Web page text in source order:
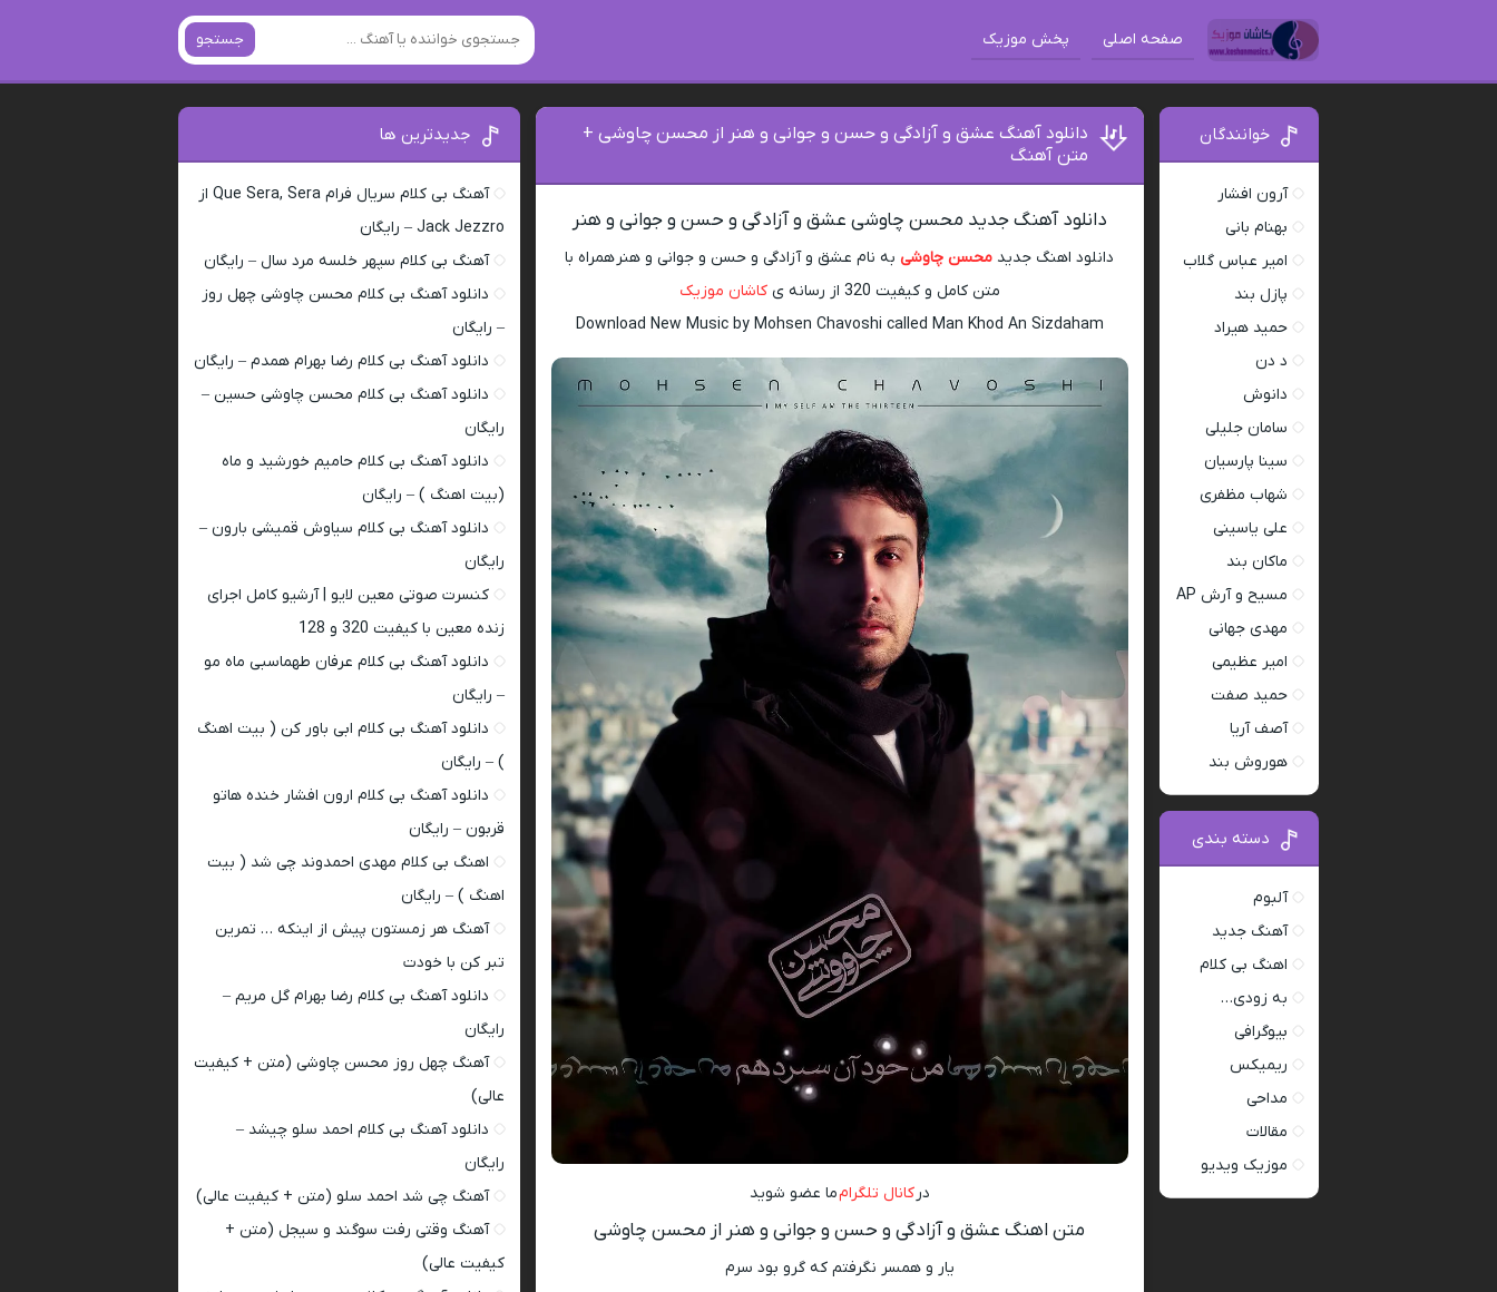
صفحه اصلی پخش موزیک جستجو
دانلود آهنگ عشق و آزادگی و حسن و جوانی و هنر از محسن چاوشی +
متن آهنگ
دانلود آهنگ جدید محسن چاوشی عشق و آزادگی و حسن و جوانی و هنر
دانلود اهنگ جدید محسن چاوشی به نام عشق و آزادگی و حسن و جوانی و هنر همراه با
متن کامل و کیفیت 320 از رسانه ی
کاشان موزیک
Download New Music by Mohsen Chavoshi called Man Khod An Sizdaham
درکانال تلگرامما عضو شوید
متن اهنگ عشق و آزادگی و حسن و جوانی و هنر از محسن چاوشی
یار و همسر نگرفتم که گرو بود سرم
خوانندگان
آرون افشار
بهنام بانی
امیر عباس گلاب
پازل بند
حمید هیراد
د دن
دانوش
سامان جلیلی
سینا پارسیان
شهاب مظفری
علی یاسینی
ماکان بند
مسیح و آرش AP
مهدی جهانی
امیر عظیمی
حمید صفت
آصف آریا
هوروش بند
دسته بندی
آلبوم
آهنگ جدید
اهنگ بی کلام
به زودی…
بیوگرافی
ریمیکس
مداحی
مقالات
موزیک ویدیو
جدیدترین ها
آهنگ بی کلام سریال فرام Que Sera, Sera از
Jack Jezzro – رایگان
آهنگ بی کلام سپهر خلسه مرد سال – رایگان
دانلود آهنگ بی کلام محسن چاوشی چهل روز
– رایگان
دانلود آهنگ بی کلام رضا بهرام همدم – رایگان
دانلود آهنگ بی کلام محسن چاوشی حسین –
رایگان
دانلود آهنگ بی کلام حامیم خورشید و ماه
(بیت اهنگ ) – رایگان
دانلود آهنگ بی کلام سیاوش قمیشی بارون –
رایگان
کنسرت صوتی معین لایو | آرشیو کامل اجرای
زنده معین با کیفیت 320 و 128
دانلود آهنگ بی کلام عرفان طهماسبی ماه مو
– رایگان
دانلود آهنگ بی کلام ابی باور کن ( بیت اهنگ
) – رایگان
دانلود آهنگ بی کلام ارون افشار خنده هاتو
قربون – رایگان
اهنگ بی کلام مهدی احمدوند چی شد ( بیت
اهنگ ) – رایگان
آهنگ هر زمستون پیش از اینکه … تمرین
تبر کن با خودت
دانلود آهنگ بی کلام رضا بهرام گل مریم –
رایگان
آهنگ چهل روز محسن چاوشی (متن + کیفیت
عالی)
دانلود آهنگ بی کلام احمد سلو چیشد –
رایگان
آهنگ چی شد احمد سلو (متن + کیفیت عالی)
آهنگ وقتی رفت سوگند و سیجل (متن +
کیفیت عالی)